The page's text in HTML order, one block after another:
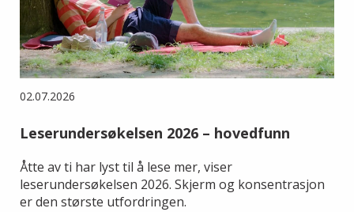
02.07.2026
Leserundersøkelsen 2026 – hovedfunn
Åtte av ti har lyst til å lese mer, viser
leserundersøkelsen 2026. Skjerm og konsentrasjon
er den største utfordringen.